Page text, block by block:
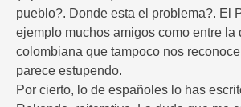
pueblo?. Donde esta el problema?. El
ejemplo muchos amigos como entre la
colombiana que tampoco nos
parece estupendo.
Por cierto, lo de españoles lo has